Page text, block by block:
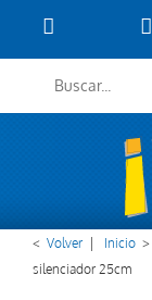
< Volver Inicio >
silenciador 25cm